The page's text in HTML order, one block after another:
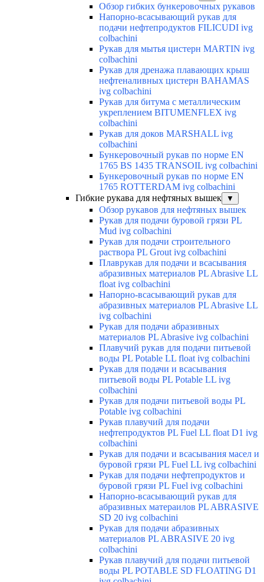
Обзор гибких бункеровочных рукавов
Напорно-всасывающий рукав для
подачи нефтепродуктов FILICUDI ivg
colbachini
Рукав для мытья цистерн MARTIN ivg
colbachini
Рукав для дренажа плавающих крыш
нефтеналивных цистерн BAHAMAS
ivg colbachini
Рукав для битума с металлическим
укреплением BITUMENFLEX ivg
colbachini
Рукав для доков MARSHALL ivg
colbachini
Бункеровочный рукав по норме EN
1765 BS 1435 TRANSOIL ivg colbachini
Бункеровочный рукав по норме EN
1765 ROTTERDAM ivg colbachini
Гибкие рукава для нефтяных вышек
▼
Обзор рукавов для нефтяных вышек
Рукав для подачи буровой грязи PL
Mud ivg colbachini
Рукав для подачи строительного
раствора PL Grout ivg colbachini
Плаврукав для подачи и всасывания
абразивных материалов PL Abrasive LL
float ivg colbachini
Напорно-всасывающий рукав для
абразивных материалов PL Abrasive LL
ivg colbachini
Рукав для подачи абразивных
материалов PL Abrasive ivg colbachini
Плавучий рукав для подачи питьевой
воды PL Potable LL float ivg colbachini
Рукав для подачи и всасывания
питьевой воды PL Potable LL ivg
colbachini
Рукав для подачи питьевой воды PL
Potable ivg colbachini
Рукав плавучий для подачи
нефтепродуктов PL Fuel LL float D1 ivg
colbachini
Рукав для подачи и всасывания масел и
буровой грязи PL Fuel LL ivg colbachini
Рукав для подачи нефтепродуктов и
буровой грязи PL Fuel ivg colbachini
Напорно-всасывающий рукав для
абразивных матераилов PL ABRASIVE
SD 20 ivg colbachini
Рукав для подачи абразивных
материалов PL ABRASIVE 20 ivg
colbachini
Рукав плавучий для подачи питьевой
воды PL POTABLE SD FLOATING D1